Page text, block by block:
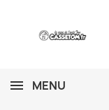
MENU